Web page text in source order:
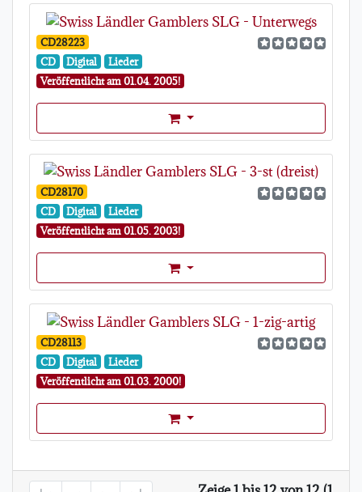
CD28223
CD
Digital
Lieder
Veröffentlicht am 01.04. 2005!
Format Auswahl Dropdown
CD28170
CD
Digital
Lieder
Veröffentlicht am 01.05. 2003!
Format Auswahl Dropdown
CD28113
CD
Digital
Lieder
Veröffentlicht am 01.03. 2000!
Format Auswahl Dropdown